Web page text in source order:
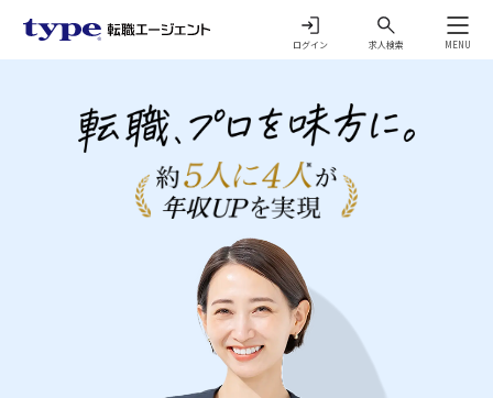
ログイン 求人検索 MENU